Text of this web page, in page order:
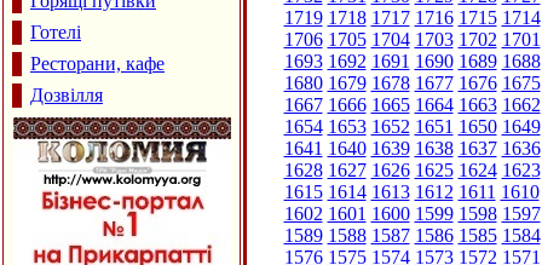
Готелі
Ресторани, кафе
Дозвілля
1719 1718 1717 1716 1715 1714
1706 1705 1704 1703 1702 1701
1693 1692 1691 1690 1689 1688
1680 1679 1678 1677 1676 1675
1667 1666 1665 1664 1663 1662
1654 1653 1652 1651 1650 1649
1641 1640 1639 1638 1637 1636
1628 1627 1626 1625 1624 1623
1615 1614 1613 1612 1611 1610
1602 1601 1600 1599 1598 1597
1589 1588 1587 1586 1585 1584
1576 1575 1574 1573 1572 1571